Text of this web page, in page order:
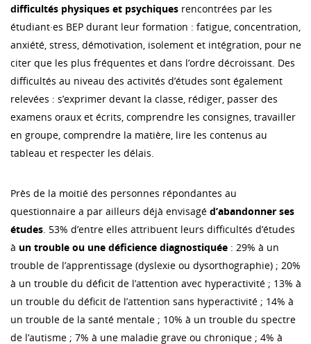
difficultés physiques et psychiques rencontrées par les
étudiant·es BEP durant leur formation : fatigue, concentration,
anxiété, stress, démotivation, isolement et intégration, pour ne
citer que les plus fréquentes et dans l’ordre décroissant. Des
difficultés au niveau des activités d’études sont également
relevées : s’exprimer devant la classe, rédiger, passer des
examens oraux et écrits, comprendre les consignes, travailler
en groupe, comprendre la matière, lire les contenus au
tableau et respecter les délais.
Près de la moitié des personnes répondantes au
questionnaire a par ailleurs déjà envisagé d’abandonner ses
études. 53% d’entre elles attribuent leurs difficultés d’études
à un trouble ou une déficience diagnostiquée : 29% à un
trouble de l’apprentissage (dyslexie ou dysorthographie) ; 20%
à un trouble du déficit de l’attention avec hyperactivité ; 13% à
un trouble du déficit de l’attention sans hyperactivité ; 14% à
un trouble de la santé mentale ; 10% à un trouble du spectre
de l’autisme ; 7% à une maladie grave ou chronique ; 4% à